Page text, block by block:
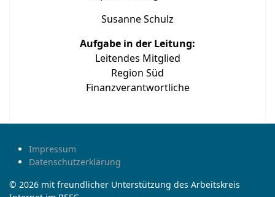
Susanne Schulz
Aufgabe in der Leitung:
Leitendes Mitglied
Region Süd
Finanzverantwortliche
Impressum
Datenschutzerklärung
© 2026 mit freundlicher Unterstützung des Arbeitskreis